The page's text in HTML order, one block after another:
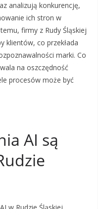
analizują konkurencję,
ich stron w
firmy z Rudy Śląskiej
klientów, co przekłada
marki. Co
na oszczędność
procesów może być
AI są